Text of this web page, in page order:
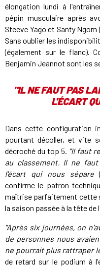
élongation lundi à
pépin musculaire après
Steeve Yago et Santy
Sans oublier les
(également sur le flanc).
Benjamin Jeannot sont les
"IL NE FAUT PAS
L'ÉCART
Dans cette configuration
pourtant décoller, et vite
décroché du top 5. "Il faut
au classement. Il ne
l'écart qui nous sépare
confirme le patron
maîtrise parfaitement cette
la saison passée à la tête de
"Après six journées, on
de personnes nous
ne pourrait plus rattraper
de retard sur le podium à